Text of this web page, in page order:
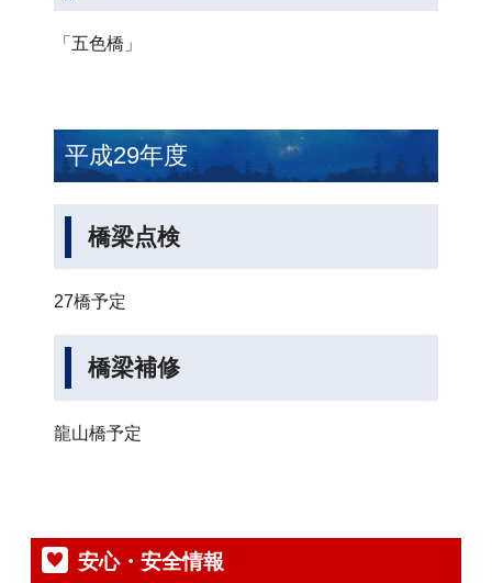
「五色橋」
平成29年度
橋梁点検
27橋予定
橋梁補修
龍山橋予定
安心・安全情報